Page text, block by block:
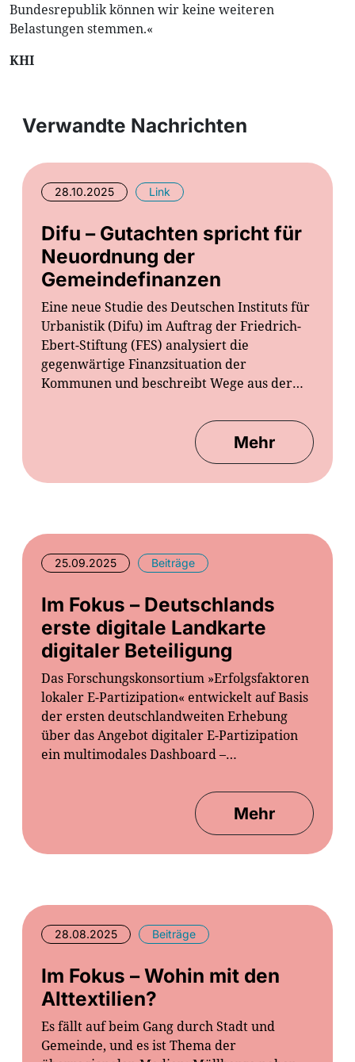
Bundesrepublik können wir keine weiteren
Belastungen stemmen.«
KHI
Verwandte Nachrichten
28.10.2025 Link
Difu – Gutachten spricht für
Neuordnung der
Gemeindefinanzen
Eine neue Studie des Deutschen Instituts für
Urbanistik (Difu) im Auftrag der Friedrich-
Ebert-Stiftung (FES) analysiert die
gegenwärtige Finanzsituation der
Kommunen und beschreibt Wege aus der…
Mehr
25.09.2025 Beiträge
Im Fokus – Deutschlands
erste digitale Landkarte
digitaler Beteiligung
Das Forschungskonsortium »Erfolgsfaktoren
lokaler E-Partizipation« entwickelt auf Basis
der ersten deutschlandweiten Erhebung
über das Angebot digitaler E-Partizipation
ein multimodales Dashboard –…
Mehr
28.08.2025 Beiträge
Im Fokus – Wohin mit den
Alttextilien?
Es fällt auf beim Gang durch Stadt und
Gemeinde, und es ist Thema der